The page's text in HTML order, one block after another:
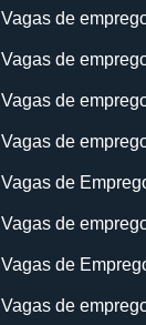
Vagas de
Vagas de
Vagas de
Vagas de
Vagas de
Vagas de
Vagas de
Vagas de